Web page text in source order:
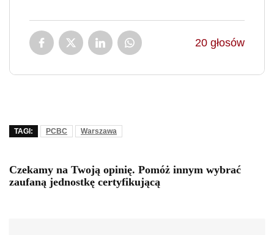
20 głosów
TAGI: PCBC Warszawa
Czekamy na Twoją opinię. Pomóż innym wybrać
zaufaną jednostkę certyfikującą